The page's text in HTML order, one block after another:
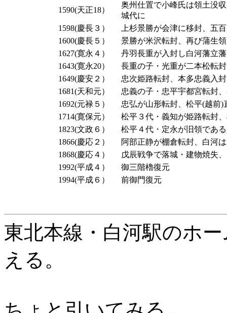
1590(天正18）
奥州仕置で小峰氏は領土没
城代に
1598(慶長３）
上杉景勝が会津に移封、五
1600(慶長５）
景勝が米沢転封、再び蒲生
1627(寛永４）
丹羽長重が入封し白河藩立
1643(寛永20）
長重の子・光重が二本松転
1649(慶安２）
忠次姫路転封、本多忠義入封
1681(天和元）
忠義の子・忠平宇都宮転封
1692(元禄５）
忠弘が山形転封、松平(越前)
1714(寛保元）
松平３代・義知が姫路転封
1823(文政６）
松平４代・定永が旧領であ
1866(慶応２）
阿部正静が棚倉転封、白河
1868(慶応４）
戊辰戦争で落城・建物焼失
1992(平成４）
御三階櫓復元
1994(平成６）
前御門復元
東北本線・白河駅のホ
える。